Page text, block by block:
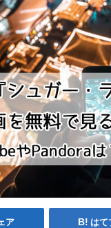
ア はて